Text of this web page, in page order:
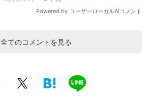
全てのコメントを見る